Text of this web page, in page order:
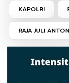
KAPOLRI
RAJA JULI